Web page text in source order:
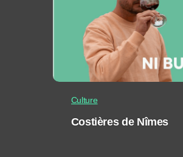
Culture
Costières de Nîmes